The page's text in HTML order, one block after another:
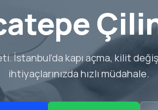
İstanbul’da kapı açma, kilit
ihtiyaçlarınızda hızlı müdahale.